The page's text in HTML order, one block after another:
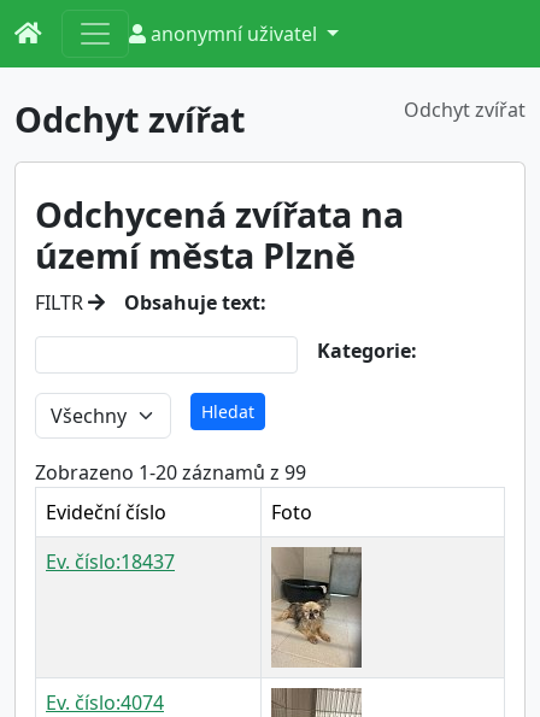
anonymní uživatel
Odchyt zvířat Odchyt zvířat
Odchycená zvířata na
území města Plzně
FILTR
Obsahuje text:
Kategorie:
Zobrazeno 1-20 záznamů z 99
Evideční číslo
Foto
Ev. číslo:18437
Ev. číslo:4074